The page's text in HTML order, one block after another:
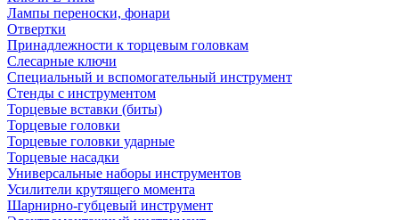
Лампы переноски, фонари
Отвертки
Принадлежности к торцевым головкам
Слесарные ключи
Специальный и вспомогательный инструмент
Стенды с инструментом
Торцевые вставки (биты)
Торцевые головки
Торцевые головки ударные
Торцевые насадки
Универсальные наборы инструментов
Усилители крутящего момента
Шарнирно-губцевый инструмент